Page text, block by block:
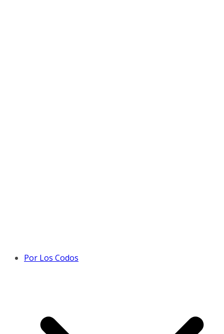
Por Los Codos